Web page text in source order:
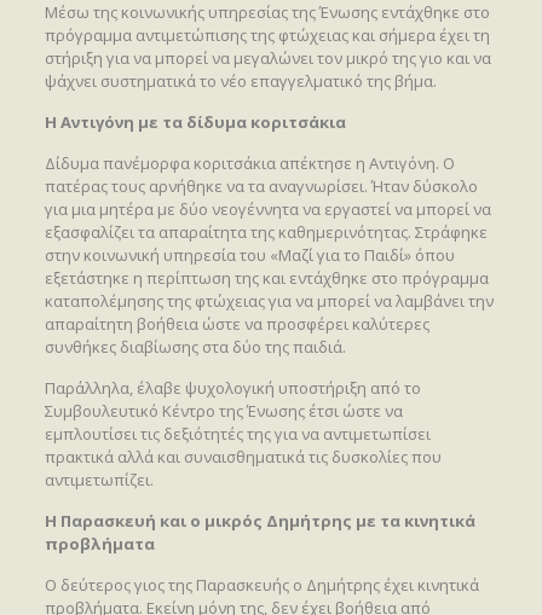
Μέσω της κοινωνικής υπηρεσίας της Ένωσης εντάχθηκε στο
πρόγραμμα αντιμετώπισης της φτώχειας και σήμερα έχει τη
στήριξη για να μπορεί να μεγαλώνει τον μικρό της γιο και να
ψάχνει συστηματικά το νέο επαγγελματικό της βήμα.
Η Αντιγόνη με τα δίδυμα κοριτσάκια
Δίδυμα πανέμορφα κοριτσάκια απέκτησε η Αντιγόνη. Ο
πατέρας τους αρνήθηκε να τα αναγνωρίσει. Ήταν δύσκολο
για μια μητέρα με δύο νεογέννητα να εργαστεί να μπορεί να
εξασφαλίζει τα απαραίτητα της καθημερινότητας. Στράφηκε
στην κοινωνική υπηρεσία του «Μαζί για το Παιδί» όπου
εξετάστηκε η περίπτωση της και εντάχθηκε στο πρόγραμμα
καταπολέμησης της φτώχειας για να μπορεί να λαμβάνει την
απαραίτητη βοήθεια ώστε να προσφέρει καλύτερες
συνθήκες διαβίωσης στα δύο της παιδιά.
Παράλληλα, έλαβε ψυχολογική υποστήριξη από το
Συμβουλευτικό Κέντρο της Ένωσης έτσι ώστε να
εμπλουτίσει τις δεξιότητές της για να αντιμετωπίσει
πρακτικά αλλά και συναισθηματικά τις δυσκολίες που
αντιμετωπίζει.
Η Παρασκευή και ο μικρός Δημήτρης με τα κινητικά
προβλήματα
Ο δεύτερος γιος της Παρασκευής ο Δημήτρης έχει κινητικά
προβλήματα. Εκείνη μόνη της, δεν έχει βοήθεια από